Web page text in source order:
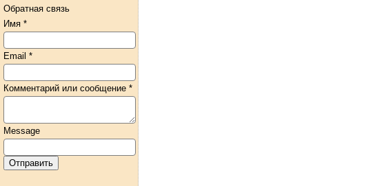
Обратная связь
Имя *
Email *
Комментарий или сообщение *
Message
Отправить